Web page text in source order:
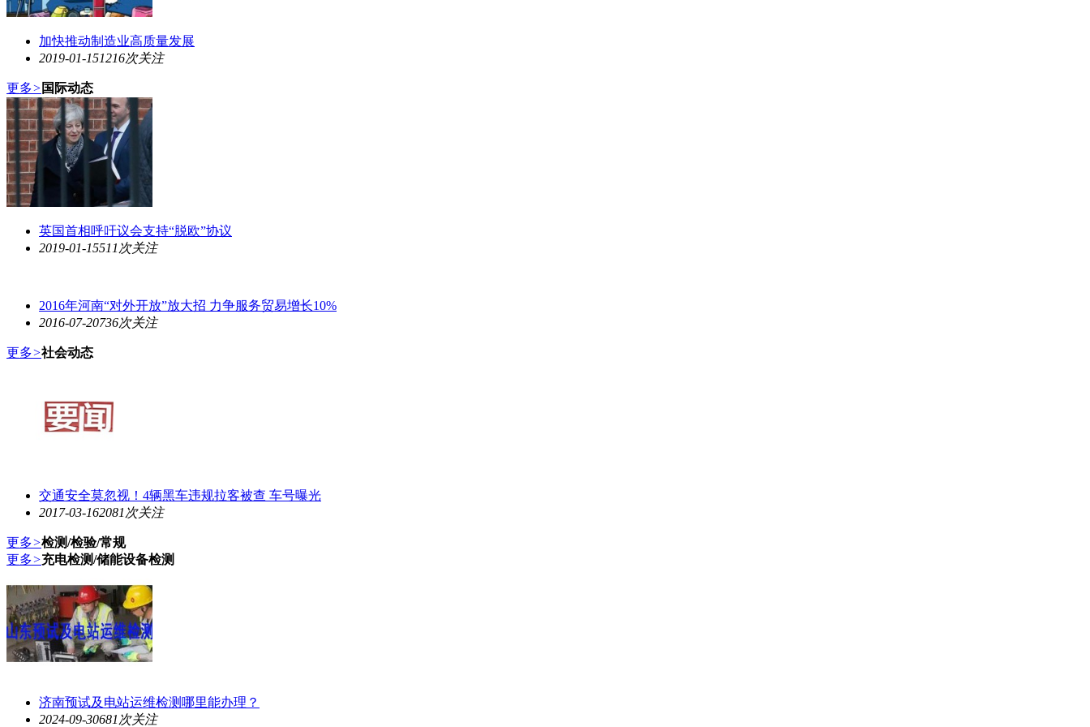
加快推动制造业高质量发展
2019-01-151216次关注
更多> 国际动态
英国首相呼吁议会支持“脱欧”协议
2019-01-15511次关注
2016年河南“对外开放”放大招 力争服务贸易增长10%
2016-07-20736次关注
更多>社会动态
交通安全莫忽视！4辆黑车违规拉客被查 车号曝光
2017-03-162081次关注
更多>检测/检验/常规
更多>充电检测/储能设备检测
济南预试及电站运维检测哪里能办理？
2024-09-30681次关注